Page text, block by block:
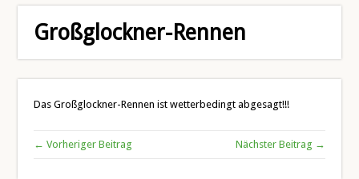
Großglockner-Rennen
Das Großglockner-Rennen ist wetterbedingt abgesagt!!!
← Vorheriger Beitrag Nächster Beitrag →